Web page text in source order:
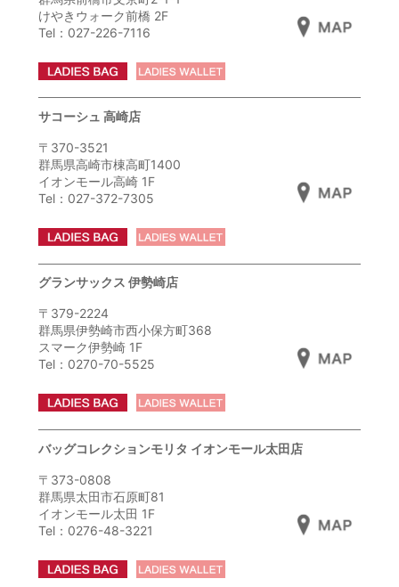
けやきウォーク前橋 2F
Tel：027-226-7116
サコーシュ 高崎店
〒370-3521
群馬県高崎市棟高町1400
イオンモール高崎 1F
Tel：027-372-7305
グランサックス 伊勢崎店
〒379-2224
群馬県伊勢崎市西小保方町368
スマーク伊勢崎 1F
Tel：0270-70-5525
バッグコレクションモリタ イオンモール太田店
〒373-0808
群馬県太田市石原町81
イオンモール太田 1F
Tel：0276-48-3221